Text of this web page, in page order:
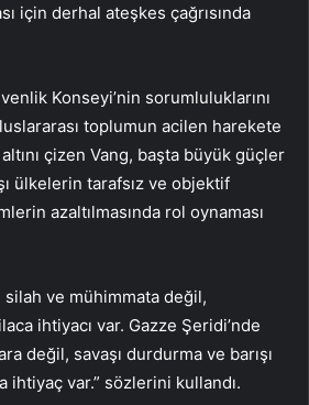
için derhal ateşkes çağrısında
Konseyi’nin sorumluluklarını
toplumun acilen harekete
çizen Vang, başta büyük güçler
ülkelerin tarafsız ve objektif
azaltılmasında rol oynaması
silah ve mühimmata değil,
ihtiyacı var. Gazze Şeridi’nde
değil, savaşı durdurma ve barışı
ihtiyaç var.” sözlerini kullandı.